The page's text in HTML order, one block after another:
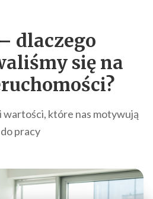
dlaczego
się na
?
wartości, które nas motywują
do pracy